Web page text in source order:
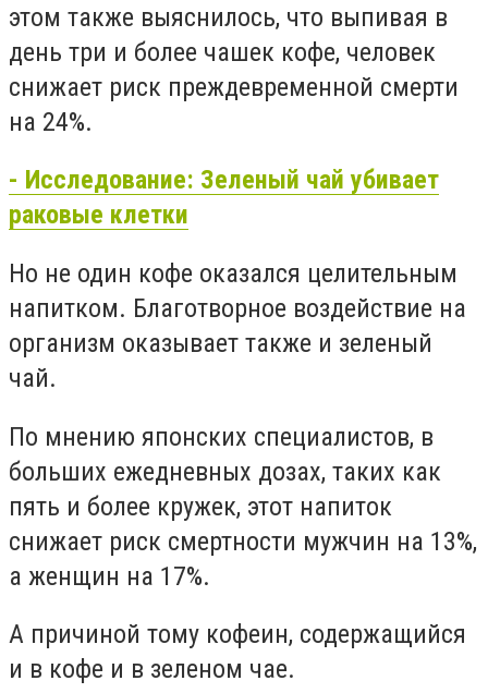
этом также выяснилось, что выпивая в
день три и более чашек кофе, человек
снижает риск преждевременной смерти
на 24%.
- Исследование: Зеленый чай убивает
раковые клетки
Но не один кофе оказался целительным
напитком. Благотворное воздействие на
организм оказывает также и зеленый
чай.
По мнению японских специалистов, в
больших ежедневных дозах, таких как
пять и более кружек, этот напиток
снижает риск смертности мужчин на 13%,
а женщин на 17%.
А причиной тому кофеин, содержащийся
и в кофе и в зеленом чае.